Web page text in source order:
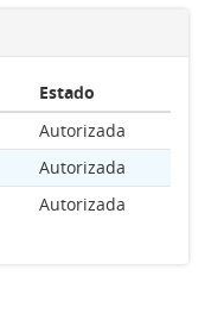
Estado
Autorizada
Autorizada
Autorizada